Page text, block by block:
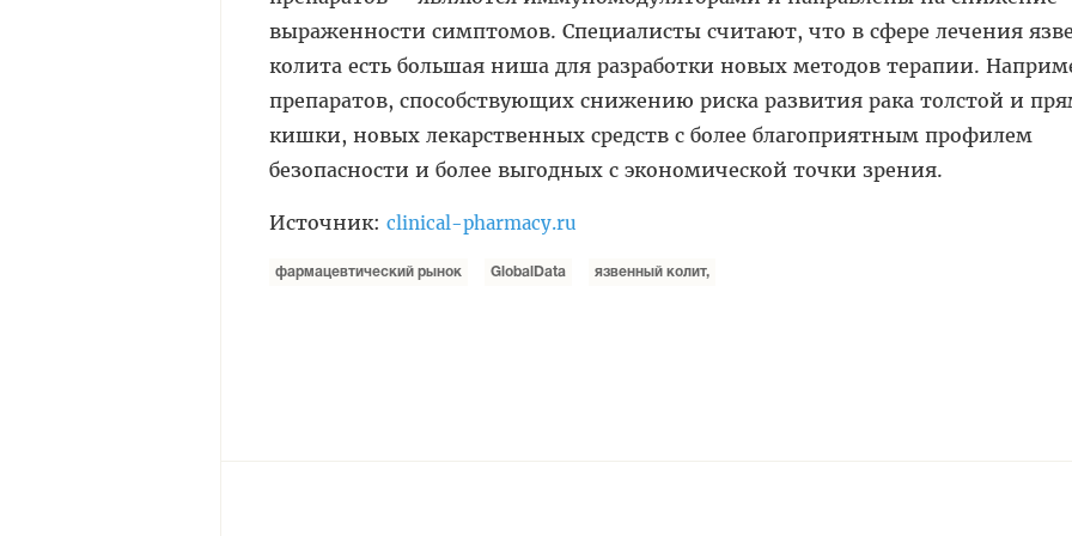
выраженности симптомов. Специалисты считают, что в сфере лечения
колита есть большая ниша для разработки новых методов терапии.
препаратов, способствующих снижению риска развития рака толстой и
кишки, новых лекарственных средств с более благоприятным профилем
безопасности и более выгодных с экономической точки зрения.
Источник: clinical-pharmacy.ru
фармацевтический рынок GlobalData язвенный колит,